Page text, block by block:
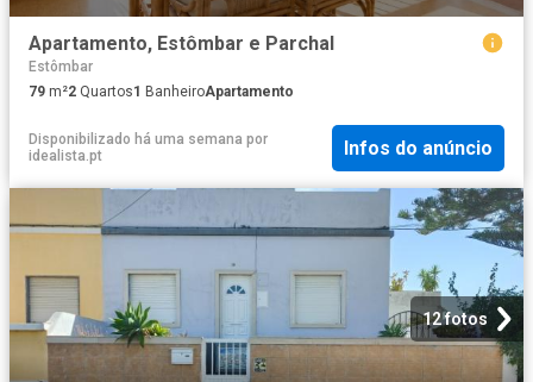
Apartamento, Estômbar e Parchal
Estômbar
79 m²2 Quartos1 BanheiroApartamento
Disponibilizado há uma semana por
idealista.pt
Infos do anúncio
12 fotos